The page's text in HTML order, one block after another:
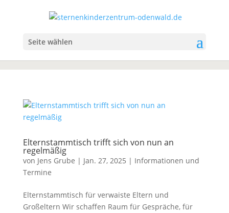
Seite wählen
Elternstammtisch trifft sich von nun an
regelmäßig
von Jens Grube | Jan. 27, 2025 | Informationen und
Termine
Elternstammtisch für verwaiste Eltern und
Großeltern Wir schaffen Raum für Gespräche, für